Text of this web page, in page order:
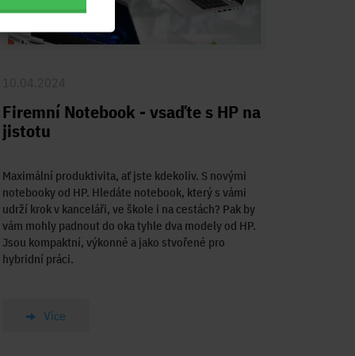
Firemní Notebook - vsaďte s HP na
jistotu
Maximální produktivita, ať jste kdekoliv. S novými
notebooky od HP. Hledáte notebook, který s vámi
udrží krok v kanceláři, ve škole i na cestách? Pak by
vám mohly padnout do oka tyhle dva modely od HP.
Jsou kompaktní, výkonné a jako stvořené pro
hybridní práci.
Více